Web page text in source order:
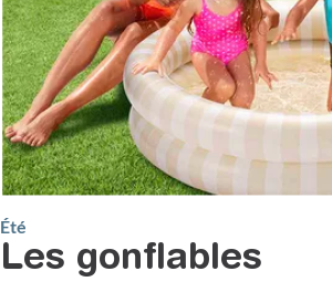
Été
Les gonflables